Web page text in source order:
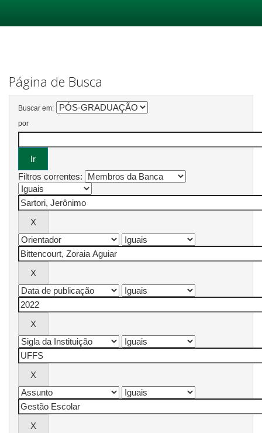
Página de Busca
Buscar em:
por
Filtros correntes: